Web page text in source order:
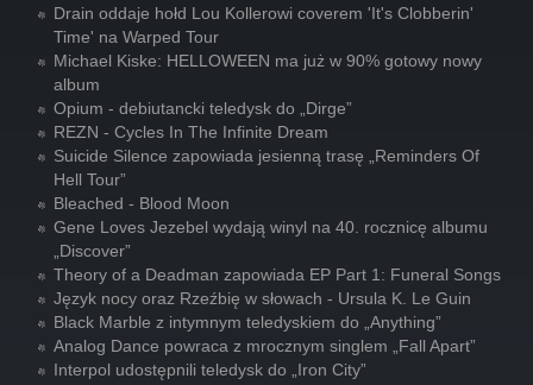
Drain oddaje hołd Lou Kollerowi coverem 'It's Clobberin'
Time' na Warped Tour
Michael Kiske: HELLOWEEN ma już w 90% gotowy nowy
album
Opium - debiutancki teledysk do „Dirge”
REZN - Cycles In The Infinite Dream
Suicide Silence zapowiada jesienną trasę „Reminders Of
Hell Tour”
Bleached - Blood Moon
Gene Loves Jezebel wydają winyl na 40. rocznicę albumu
„Discover”
Theory of a Deadman zapowiada EP Part 1: Funeral Songs
Język nocy oraz Rzeźbię w słowach - Ursula K. Le Guin
Black Marble z intymnym teledyskiem do „Anything”
Analog Dance powraca z mrocznym singlem „Fall Apart”
Interpol udostępnili teledysk do „Iron City”